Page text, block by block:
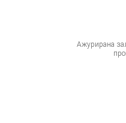
Ажурирана